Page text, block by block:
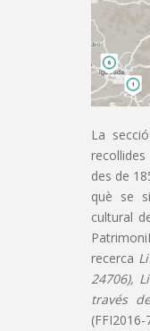
La secció
des de
què se
cultural
recerca
24706),
través